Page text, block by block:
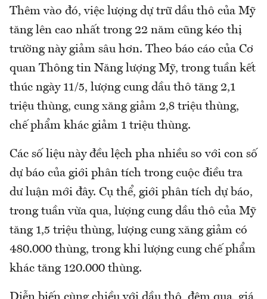
Thêm vào đó, việc lượng dự trữ dầu thô của Mỹ
tăng lên cao nhất trong 22 năm cũng kéo thị
trường này giảm sâu hơn. Theo báo cáo của Cơ
quan Thông tin Năng lượng Mỹ, trong tuần kết
thúc ngày 11/5, lượng cung dầu thô tăng 2,1
triệu thùng, cung xăng giảm 2,8 triệu thùng,
chế phẩm khác giảm 1 triệu thùng.
Các số liệu này đều lệch pha nhiều so với con số
dự báo của giới phân tích trong cuộc điều tra
dư luận mới đây. Cụ thể, giới phân tích dự báo,
trong tuần vừa qua, lượng cung dầu thô của Mỹ
tăng 1,5 triệu thùng, lượng cung xăng giảm có
480.000 thùng, trong khi lượng cung chế phẩm
khác tăng 120.000 thùng.